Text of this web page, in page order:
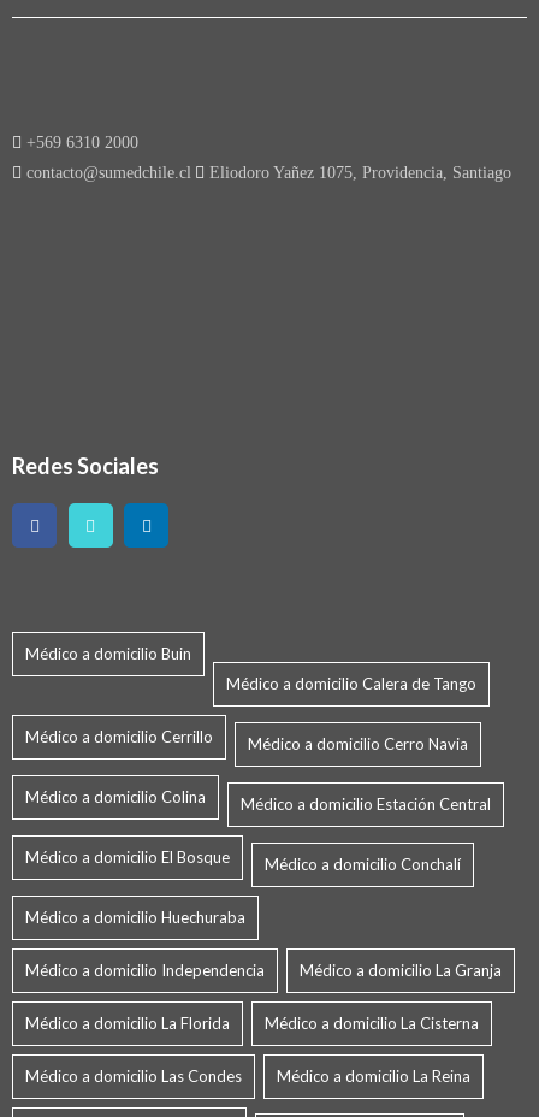
+569 6310 2000
contacto@sumedchile.cl
Eliodoro Yañez 1075, Providencia, Santiago
Redes Sociales
Médico a domicilio Buin
Médico a domicilio Calera de Tango
Médico a domicilio Cerrillo Médico a domicilio Cerro Navia
Médico a domicilio Colina Médico a domicilio Estación Central
Médico a domicilio El Bosque Médico a domicilio Conchalí
Médico a domicilio Huechuraba
Médico a domicilio Independencia Médico a domicilio La Granja
Médico a domicilio La Florida Médico a domicilio La Cisterna
Médico a domicilio Las Condes Médico a domicilio La Reina